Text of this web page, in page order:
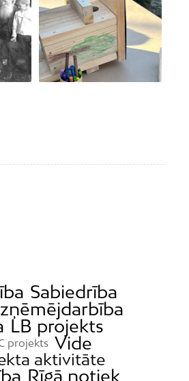
Sabiedrība
LB projekts
projekts Vide
aktivitāte
Rīgā notiek